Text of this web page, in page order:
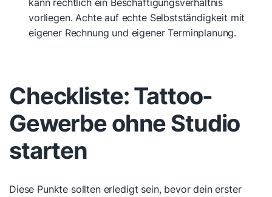
vorliegen. Achte auf echte Selbstständigkeit mit
eigener Rechnung und eigener Terminplanung.
Checkliste: Tattoo-
Gewerbe ohne Studio
starten
Diese Punkte sollten erledigt sein, bevor dein erster